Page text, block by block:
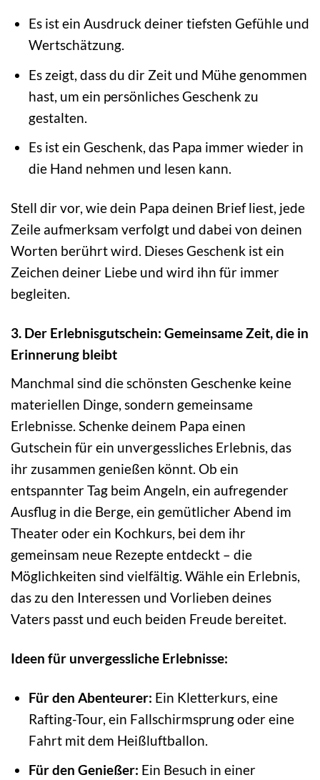
Es ist ein Ausdruck deiner tiefsten Gefühle und
Wertschätzung.
Es zeigt, dass du dir Zeit und Mühe genommen
hast, um ein persönliches Geschenk zu
gestalten.
Es ist ein Geschenk, das Papa immer wieder in
die Hand nehmen und lesen kann.
Stell dir vor, wie dein Papa deinen Brief liest, jede
Zeile aufmerksam verfolgt und dabei von deinen
Worten berührt wird. Dieses Geschenk ist ein
Zeichen deiner Liebe und wird ihn für immer
begleiten.
3. Der Erlebnisgutschein: Gemeinsame Zeit, die in
Erinnerung bleibt
Manchmal sind die schönsten Geschenke keine
materiellen Dinge, sondern gemeinsame
Erlebnisse. Schenke deinem Papa einen
Gutschein für ein unvergessliches Erlebnis, das
ihr zusammen genießen könnt. Ob ein
entspannter Tag beim Angeln, ein aufregender
Ausflug in die Berge, ein gemütlicher Abend im
Theater oder ein Kochkurs, bei dem ihr
gemeinsam neue Rezepte entdeckt – die
Möglichkeiten sind vielfältig. Wähle ein Erlebnis,
das zu den Interessen und Vorlieben deines
Vaters passt und euch beiden Freude bereitet.
Ideen für unvergessliche Erlebnisse:
Für den Abenteurer: Ein Kletterkurs, eine
Rafting-Tour, ein Fallschirmsprung oder eine
Fahrt mit dem Heißluftballon.
Für den Genießer: Ein Besuch in einer